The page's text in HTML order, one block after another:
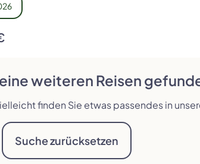
weiteren Reisen
finden Sie etwas passendes in
Suche zurücksetzen